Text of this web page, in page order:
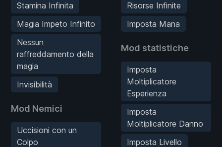
Stamina Infinita
Magia Impeto Infinito
Nessun
raffreddamento della
magia
Invisibilità
Mod Nemici
Uccisioni con un
Colpo
Risorse Infinite
Imposta Mana
Mod statistiche
Imposta
Moltiplicatore
Esperienza
Imposta
Moltiplicatore Danno
Imposta Livello